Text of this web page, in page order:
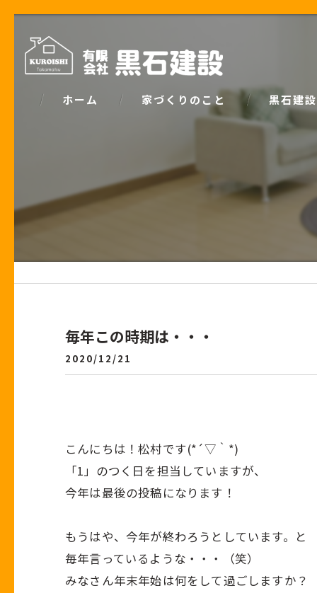
ホーム 家づくりのこと
家づくりで大事な「お金の話」
黒石建
パッシブデ
ZEH
安心の保証
毎年この時期は・・・
2020/12/21
こんにちは！松村です(*´▽｀*)
「1」のつく日を担当していますが、
今年は最後の投稿になります！
もうはや、今年が終わろうとしています。と
毎年言っているような・・・（笑）
みなさん年末年始は何をして過ごしますか？